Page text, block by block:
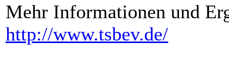
Mehr Informationen und
http://www.tsbev.de/